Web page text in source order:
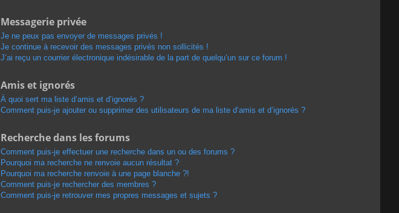
Messagerie privée
Je ne peux pas envoyer de messages privés !
Je continue à recevoir des messages privés non sollicités !
J’ai reçu un courrier électronique indésirable de la part de quelqu’un sur ce forum !
Amis et ignorés
À quoi sert ma liste d’amis et d’ignorés ?
Comment puis-je ajouter ou supprimer des utilisateurs de ma liste d’amis et d’ignorés ?
Recherche dans les forums
Comment puis-je effectuer une recherche dans un ou des forums ?
Pourquoi ma recherche ne renvoie aucun résultat ?
Pourquoi ma recherche renvoie à une page blanche ?!
Comment puis-je rechercher des membres ?
Comment puis-je retrouver mes propres messages et sujets ?